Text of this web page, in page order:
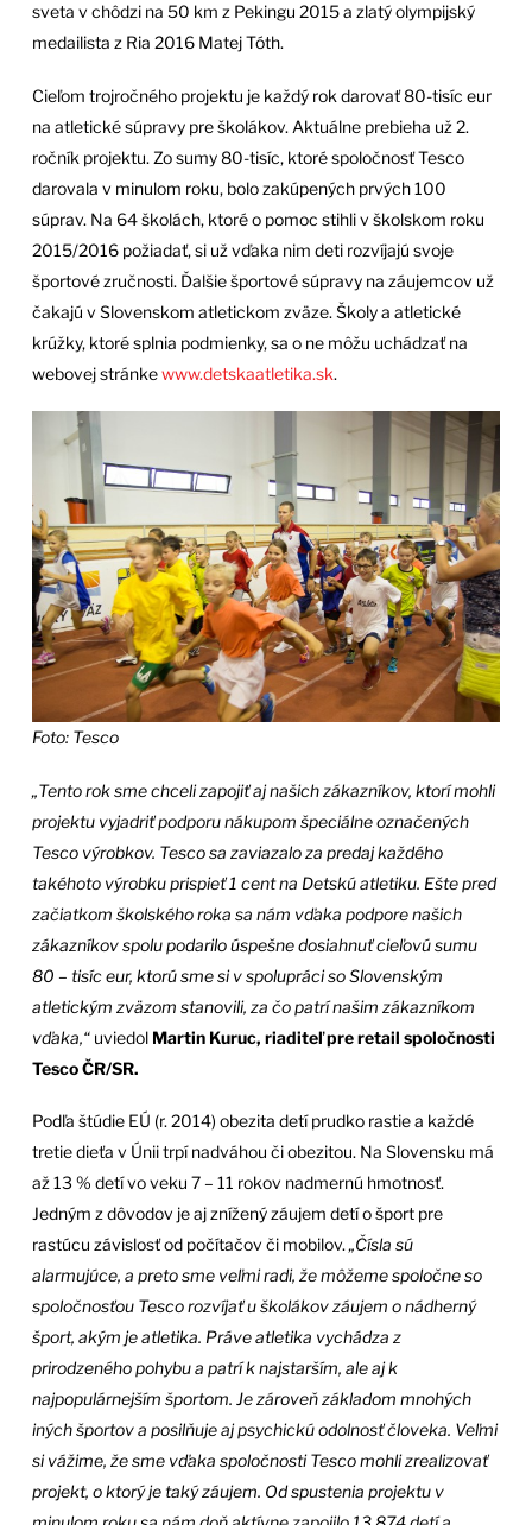
sveta v chôdzi na 50 km z Pekingu 2015 a zlatý olympijský
medailista z Ria 2016 Matej Tóth.
Cieľom trojročného projektu je každý rok darovať 80-tisíc eur
na atletické súpravy pre školákov. Aktuálne prebieha už 2.
ročník projektu. Zo sumy 80-tisíc, ktoré spoločnosť Tesco
darovala v minulom roku, bolo zakúpených prvých 100
súprav. Na 64 školách, ktoré o pomoc stihli v školskom roku
2015/2016 požiadať, si už vďaka nim deti rozvíjajú svoje
športové zručnosti. Ďalšie športové súpravy na záujemcov už
čakajú v Slovenskom atletickom zväze. Školy a atletické
krúžky, ktoré splnia podmienky, sa o ne môžu uchádzať na
webovej stránkewww.detskaatletika.sk.
Foto: Tesco
„Tento rok sme chceli zapojiť aj našich zákazníkov, ktorí mohli
projektu vyjadriť podporu nákupom špeciálne označených
Tesco výrobkov. Tesco sa zaviazalo za predaj každého
takéhoto výrobku prispieť 1 cent na Detskú atletiku. Ešte pred
začiatkom školského roka sa nám vďaka podpore našich
zákazníkov spolu podarilo úspešne dosiahnuť cieľovú sumu
80 – tisíc eur, ktorú sme si v spolupráci so Slovenským
atletickým zväzom stanovili, za čo patrí našim zákazníkom
vďaka,“uviedol Martin Kuruc, riaditeľ pre retail spoločnosti
Tesco ČR/SR.
Podľa štúdie EÚ (r. 2014) obezita detí prudko rastie a každé
tretie dieťa v Únii trpí nadváhou či obezitou. Na Slovensku má
až 13 % detí vo veku 7 – 11 rokov nadmernú hmotnosť.
Jedným z dôvodov je aj znížený záujem detí o šport pre
rastúcu závislosť od počítačov či mobilov. „Čísla sú
alarmujúce, a preto sme veľmi radi, že môžeme spoločne so
spoločnosťou Tesco rozvíjať u školákov záujem o nádherný
šport, akým je atletika. Práve atletika vychádza z
prirodzeného pohybu a patrí k najstarším, ale aj k
najpopulárnejším športom. Je zároveň základom mnohých
iných športov a posilňuje aj psychickú odolnosť človeka. Veľmi
si vážime, že sme vďaka spoločnosti Tesco mohli zrealizovať
projekt, o ktorý je taký záujem. Od spustenia projektu v